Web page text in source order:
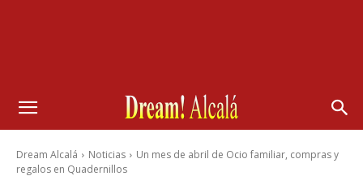
Dream Alcalá Noticias
Un mes de abril de Ocio familiar, compras y
regalos en Quadernillos